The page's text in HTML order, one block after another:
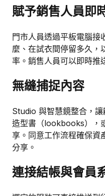
賦予銷售人員即
門市人員透過平板電腦
麼、在試衣間停留多久，
率。銷售人員可以即時推
無縫捕捉內容
Studio 與智慧鏡整合，
造型書（lookbooks），
享。同意工作流程確保資
分享。
連接結帳與會員